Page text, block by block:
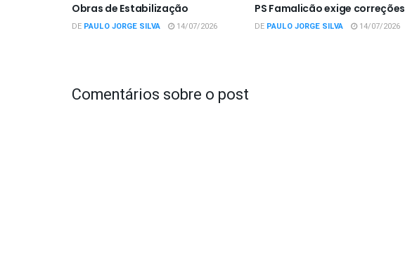
Obras de Estabilização
DE PAULO JORGE SILVA 14/07/2026
PS Famalicão exige correções
DE PAULO JORGE SILVA 14/07/2026
Comentários sobre o post